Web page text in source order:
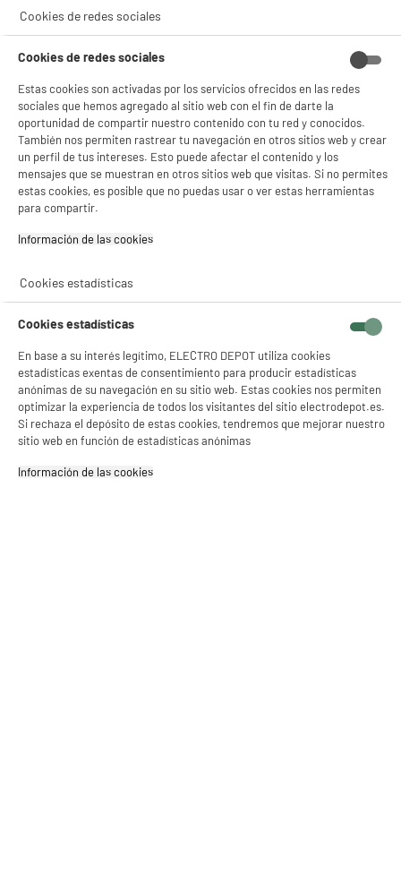
compare_product
Nivel sonoro (dB) :
349€92
Pago a
En Electro Depot tenemos una amplia selección de
puedas elegir elelectrodoméstico
NO SOLO TENEMOS LOS MEJORES PRECIOS
101.669 opiniones
autentificadas por
ELECTRO DEPOT
★★★★★
★★★★★
4,26
PAGO SEGURO GARANTÍAS
Cookies de redes sociales
Cookies de redes sociales
Estas cookies son activadas por los servicios ofrecidos en las redes
sociales que hemos agregado al sitio web con el fin de darte la
oportunidad de compartir nuestro contenido con tu red y conocidos.
También nos permiten rastrear tu navegación en otros sitios web y crear
un perfil de tus intereses. Esto puede afectar el contenido y los
mensajes que se muestran en otros sitios web que visitas. Si no permites
estas cookies, es posible que no puedas usar o ver estas herramientas
para compartir.
Información de las cookies‎
Cookies estadísticas
Cookies estadísticas
En base a su interés legítimo, ELECTRO DEPOT utiliza cookies
estadísticas exentas de consentimiento para producir estadísticas
anónimas de su navegación en su sitio web. Estas cookies nos permiten
optimizar la experiencia de todos los visitantes del sitio electrodepot.es.
Si rechaza el depósito de estas cookies, tendremos que mejorar nuestro
sitio web en función de estadísticas anónimas
Información de las cookies‎